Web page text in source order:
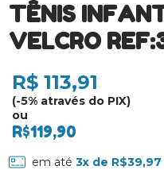
TÊNIS
VELCRO
R$ 113,91
(-5% através do PIX)
ou
R$119,90
em até3x de R$39,97